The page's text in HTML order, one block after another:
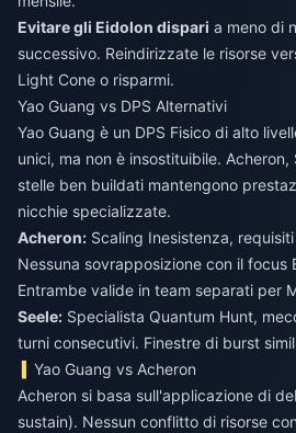
Evitare gli Eidolon dispari a meno di
successivo. Reindirizzate le risorse
Light Cone o risparmi.
Yao Guang vs DPS Alternativi
Yao Guang è un DPS Fisico di alto
unici, ma non è insostituibile.
stelle ben buildati mantengono
nicchie specializzate.
Acheron: Scaling Inesistenza,
Nessuna sovrapposizione con il focus
Entrambe valide in team separati per
Seele: Specialista Quantum Hunt,
turni consecutivi. Finestre di burst
Yao Guang vs Acheron
Acheron si basa sull'applicazione di
sustain). Nessun conflitto di risorse